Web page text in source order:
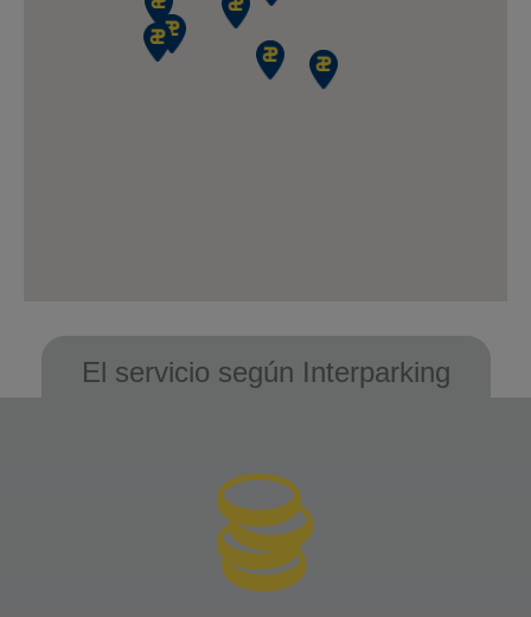
Aparcamiento
Interparking Chauchat
Drouot
El servicio según Interparking